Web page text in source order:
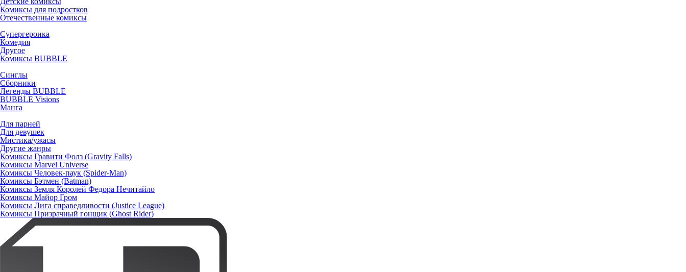
Комиксы для подростков
Отечественные комиксы
Супергероика
Комедия
Другое
Комиксы BUBBLE
Синглы
Сборники
Легенды BUBBLE
BUBBLE Visions
Манга
Для парней
Для девушек
Мистика/ужасы
Другие жанры
Комиксы Гравити Фолз (Gravity Falls)
Комиксы Marvel Universe
Комиксы Человек-паук (Spider-Man)
Комиксы Бэтмен (Batman)
Комиксы Земля Королей Федора Нечитайло
Комиксы Майор Гром
Комиксы Лига справедливости (Justice League)
Комиксы Призрачный гонщик (Ghost Rider)